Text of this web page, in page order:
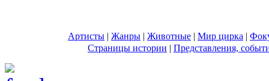
Артисты | Жанры | Животные | Мир цирка |
Страницы истории | Представления,